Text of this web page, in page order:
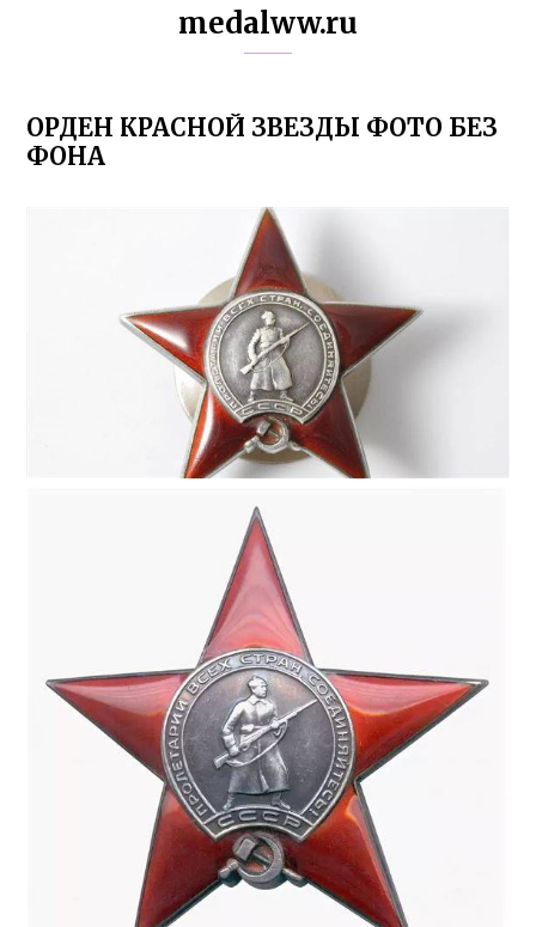
medalww.ru
ОРДЕН КРАСНОЙ ЗВЕЗДЫ ФОТО БЕЗ
ФОНА